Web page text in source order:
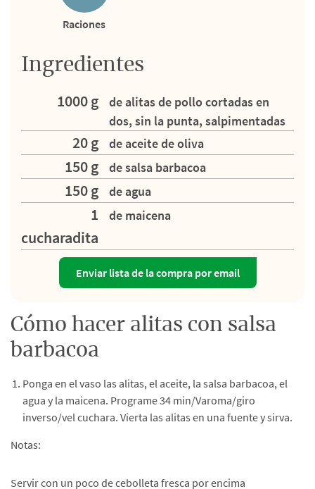
Raciones
Ingredientes
1000 g
de alitas de pollo cortadas en
dos, sin la punta, salpimentadas
20 g de aceite de oliva
150 g de salsa barbacoa
150 g de agua
1
cucharadita
de maicena
Enviar lista de la compra por email
Cómo hacer alitas con salsa
barbacoa
Ponga en el vaso las alitas, el aceite, la salsa barbacoa, el
agua y la maicena. Programe 34 min/Varoma/giro
inverso/vel cuchara. Vierta las alitas en una fuente y sirva.
Notas:
Servir con un poco de cebolleta fresca por encima